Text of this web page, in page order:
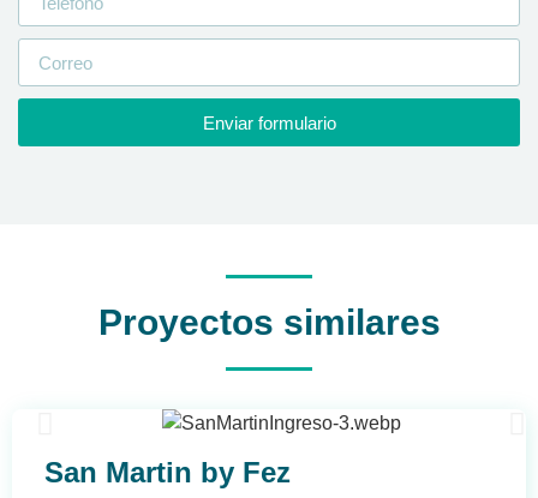
Enviar formulario
Proyectos similares
San Martin by Fez